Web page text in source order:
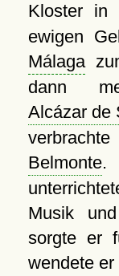
Kloster in
ewigen
Málaga
dann
Alcázar de
Belmonte.
Musik
sorgte er
wendete